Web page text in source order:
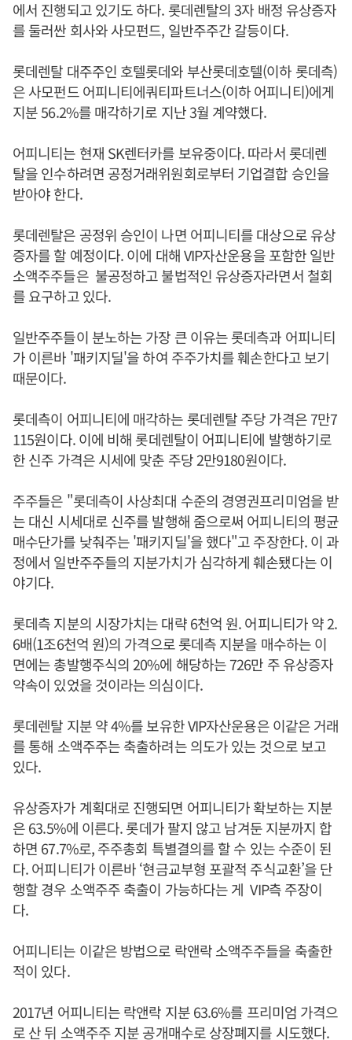
에서 진행되고 있기도 하다. 롯데렌탈의 3자 배정 유상증자
를 둘러싼 회사와 사모펀드, 일반주주간 갈등이다.
롯데렌탈 대주주인 호텔롯데와 부산롯데호텔(이하 롯데측)
은 사모펀드 어피니티에쿼티파트너스(이하 어피니티)에게
지분 56.2%를 매각하기로 지난 3월 계약했다.
어피니티는 현재 SK렌터카를 보유중이다. 따라서 롯데렌
탈을 인수하려면 공정거래위원회로부터 기업결합 승인을
받아야 한다.
롯데렌탈은 공정위 승인이 나면 어피니티를 대상으로 유상
증자를 할 예정이다. 이에 대해 VIP자산운용을 포함한 일반
소액주주들은 불공정하고 불법적인 유상증자라면서 철회
를 요구하고 있다.
일반주주들이 분노하는 가장 큰 이유는 롯데측과 어피니티
가 이른바 '패키지딜'을 하여 주주가치를 훼손한다고 보기
때문이다.
롯데측이 어피니티에 매각하는 롯데렌탈 주당 가격은 7만7
115원이다. 이에 비해 롯데렌탈이 어피니티에 발행하기로
한 신주 가격은 시세에 맞춘 주당 2만9180원이다.
주주들은 "롯데측이 사상최대 수준의 경영권프리미엄을 받
는 대신 시세대로 신주를 발행해 줌으로써 어피니티의 평균
매수단가를 낮춰주는 '패키지딜'을 했다"고 주장한다. 이 과
정에서 일반주주들의 지분가치가 심각하게 훼손됐다는 이
야기다.
롯데측 지분의 시장가치는 대략 6천억 원. 어피니티가 약 2.
6배(1조6천억 원)의 가격으로 롯데측 지분을 매수하는 이
면에는 총발행주식의 20%에 해당하는 726만 주 유상증자
약속이 있었을 것이라는 의심이다.
롯데렌탈 지분 약 4%를 보유한 VIP자산운용은 이같은 거래
를 통해 소액주주는 축출하려는 의도가 있는 것으로 보고
있다.
유상증자가 계획대로 진행되면 어피니티가 확보하는 지분
은 63.5%에 이른다. 롯데가 팔지 않고 남겨둔 지분까지 합
하면 67.7%로, 주주총회 특별결의를 할 수 있는 수준이 된
다. 어피니티가 이른바 ‘현금교부형 포괄적 주식교환’을 단
행할 경우 소액주주 축출이 가능하다는 게 VIP측 주장이
다.
어피니티는 이같은 방법으로 락앤락 소액주주들을 축출한
적이 있다.
2017년 어피니티는 락앤락 지분 63.6%를 프리미엄 가격으
로 산 뒤 소액주주 지분 공개매수로 상장폐지를 시도했다.